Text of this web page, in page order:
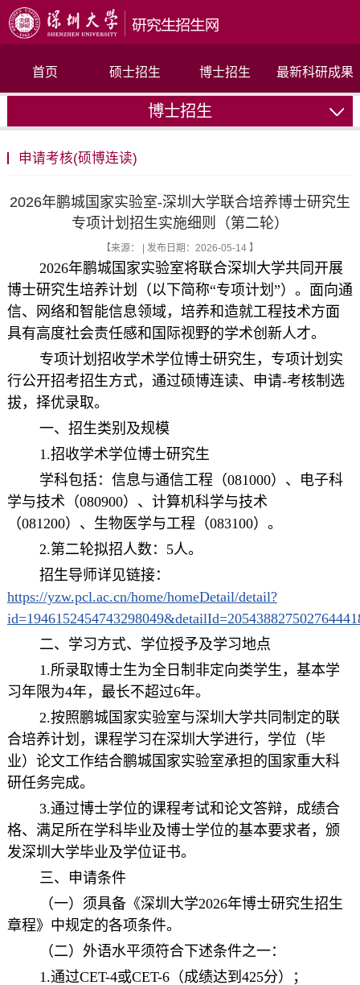
首页 硕士招生 博士招生 最新科研成果
博士招生
申请考核(硕博连读)
2026年鹏城国家实验室-深圳大学联合培养博士研究生
专项计划招生实施细则（第二轮）
【来源： | 发布日期：2026-05-14 】
2026年鹏城国家实验室将联合深圳大学共同开展
博士研究生培养计划（以下简称“专项计划”）。面向通
信、网络和智能信息领域，培养和造就工程技术方面
具有高度社会责任感和国际视野的学术创新人才。
专项计划招收学术学位博士研究生，专项计划实
行公开招考招生方式，通过硕博连读、申请-考核制选
拔，择优录取。
一、招生类别及规模
1.招收学术学位博士研究生
学科包括：信息与通信工程（081000）、电子科
学与技术（080900）、计算机科学与技术
（081200）、生物医学与工程（083100）。
2.第二轮拟招人数：5人。
招生导师详见链接：
https://yzw.pcl.ac.cn/home/homeDetail/detail?
二、学习方式、学位授予及学习地点
1.所录取博士生为全日制非定向类学生，基本学
习年限为4年，最长不超过6年。
2.按照鹏城国家实验室与深圳大学共同制定的联
合培养计划，课程学习在深圳大学进行，学位（毕
业）论文工作结合鹏城国家实验室承担的国家重大科
研任务完成。
3.通过博士学位的课程考试和论文答辩，成绩合
格、满足所在学科毕业及博士学位的基本要求者，颁
发深圳大学毕业及学位证书。
三、申请条件
（一）须具备《深圳大学2026年博士研究生招生
章程》中规定的各项条件。
（二）外语水平须符合下述条件之一：
1.通过CET-4或CET-6（成绩达到425分）；